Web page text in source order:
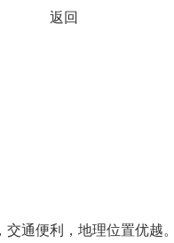
返回
通便利，地理位置优越